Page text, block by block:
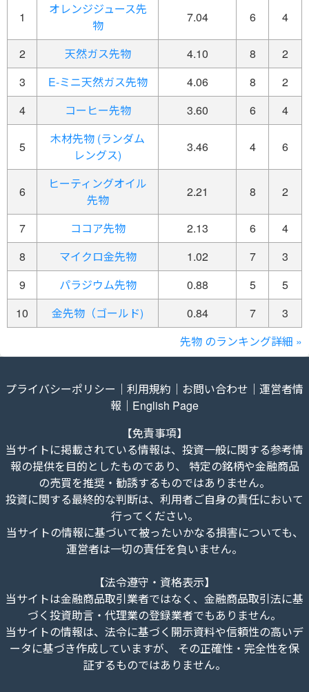
1
オレンジジュース先
物
7.04 6 4
2 天然ガス先物 4.10 8
2
3
E-ミニ天然ガス先物 4.06 8
2
4
コーヒー先物 3.60 6 4
5
木材先物 (ランダム
レングス)
3.46 4 6
6
ヒーティングオイル
先物
2.21 8 2
7 ココア先物 2.13 6
4
8
マイクロ金先物 1.02 7
3
9
パラジウム先物 0.88 5
5
10
金先物（ゴールド) 0.84 7
3
先物 のランキング詳細 »
プライバシーポリシー ｜ 利用規約 ｜ お問い合わせ ｜ 運営者情
報 ｜ English Page
【免責事項】
当サイトに掲載されている情報は、投資一般に関する参考情
報の提供を目的としたものであり、 特定の銘柄や金融商品
の売買を推奨・勧誘するものではありません。
投資に関する最終的な判断は、利用者ご自身の責任において
行ってください。
当サイトの情報に基づいて被ったいかなる損害についても、
運営者は一切の責任を負いません。
【法令遵守・資格表示】
当サイトは金融商品取引業者ではなく、金融商品取引法に基
づく投資助言・代理業の登録業者でもありません。
当サイトの情報は、法令に基づく開示資料や信頼性の高いデ
ータに基づき作成していますが、 その正確性・完全性を保
証するものではありません。